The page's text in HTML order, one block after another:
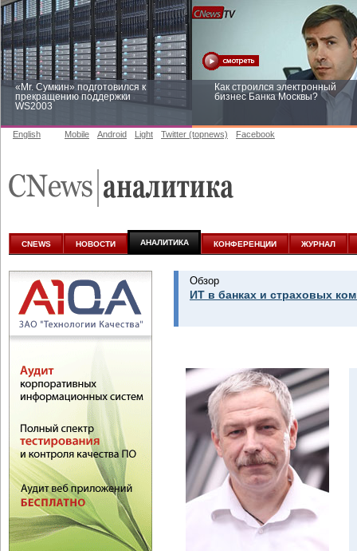
«Mr. Сумкин» подготовился к
прекращению поддержки
WS2003
Как строился электронный
бизнес Банка Москвы?
аналитике
English Mobile Android Light Twitter (topnews) Facebook
CNEWS НОВОСТИ АНАЛИТИКА КОНФЕРЕНЦИИ ЖУРНАЛ
Обзор
ИТ в банках и страховых